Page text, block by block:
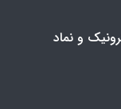
و نماد